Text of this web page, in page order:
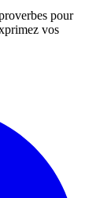
pour
vos